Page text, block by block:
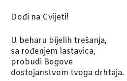
Dođi na Cvijeti!
U beharu bijelih trešanja,
sa rođenjem lastavica,
probudi Bogove
dostojanstvom tvoga drhtaja.